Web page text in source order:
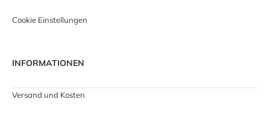
Cookie Einstellungen
INFORMATIONEN
Versand und Kosten